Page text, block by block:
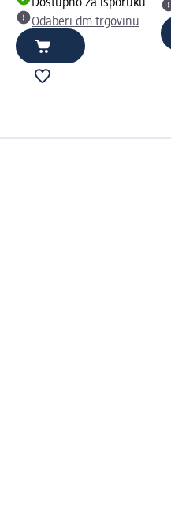
Dostupno za isporuku
Odaberi dm trgovinu